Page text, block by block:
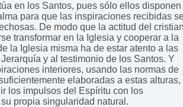
en los Santos, pues sólo ellos disponen
para que las inspiraciones recibidas
De modo que la actitud del
transformar en la Iglesia y cooperar a la
la Iglesia misma ha de estar atento a las
y al testimonio de los Santos. Y
interiores, usando las normas de
elaboradas a estas alturas,
los impulsos del Espíritu con los
propia singularidad natural.